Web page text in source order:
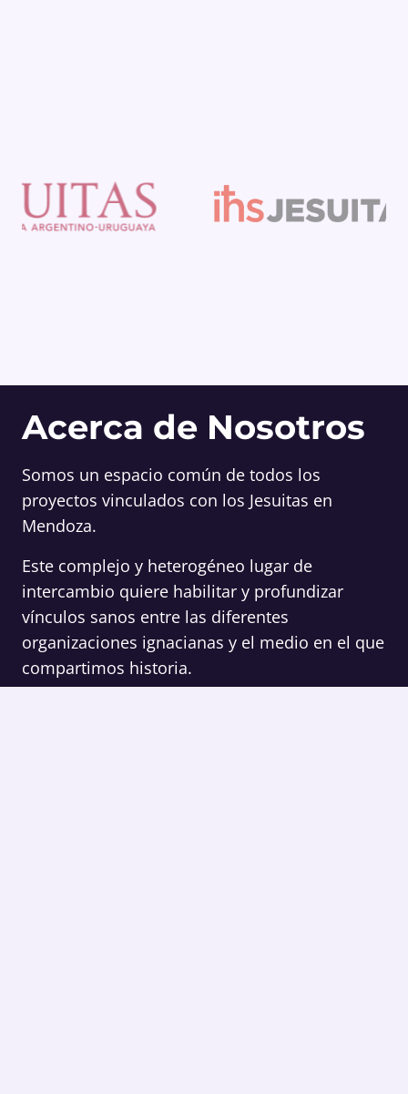
Acerca de Nosotros
Somos un espacio común de todos los
proyectos vinculados con los Jesuitas en
Mendoza.
Este complejo y heterogéneo lugar de
intercambio quiere habilitar y profundizar
vínculos sanos entre las diferentes
organizaciones ignacianas y el medio en el que
compartimos historia.